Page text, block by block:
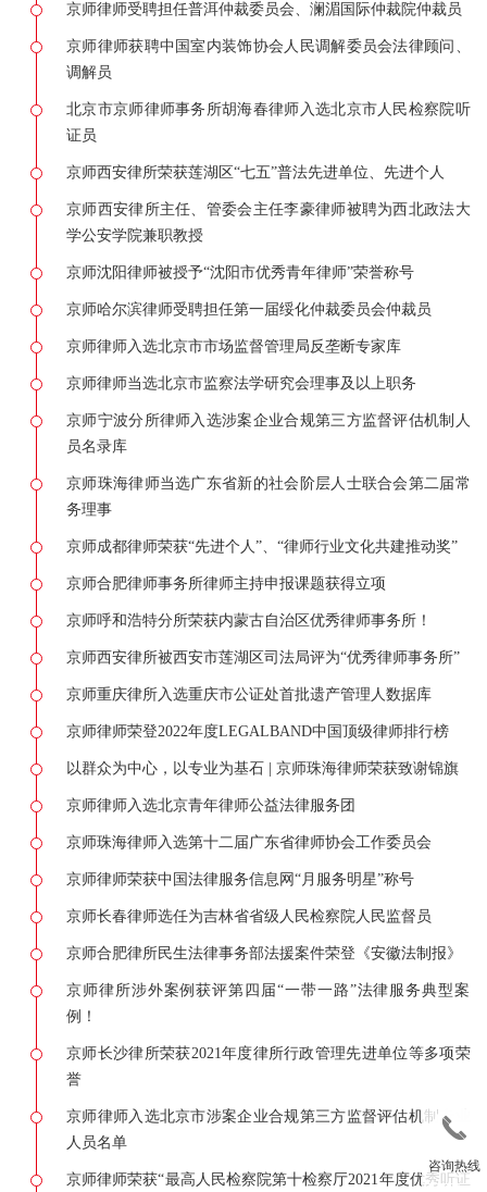
京师律师受聘担任普洱仲裁委员会、澜湄国际仲裁院仲裁员
京师律师获聘中国室内装饰协会人民调解委员会法律顾问、
调解员
北京市京师律师事务所胡海春律师入选北京市人民检察院听
证员
京师西安律所荣获莲湖区“七五”普法先进单位、先进个人
京师西安律所主任、管委会主任李豪律师被聘为西北政法大
学公安学院兼职教授
京师沈阳律师被授予“沈阳市优秀青年律师”荣誉称号
京师哈尔滨律师受聘担任第一届绥化仲裁委员会仲裁员
京师律师入选北京市市场监督管理局反垄断专家库
京师律师当选北京市监察法学研究会理事及以上职务
京师宁波分所律师入选涉案企业合规第三方监督评估机制人
员名录库
京师珠海律师当选广东省新的社会阶层人士联合会第二届常
务理事
京师成都律师荣获“先进个人”、“律师行业文化共建推动奖”
京师合肥律师事务所律师主持申报课题获得立项
京师呼和浩特分所荣获内蒙古自治区优秀律师事务所！
京师西安律所被西安市莲湖区司法局评为“优秀律师事务所”
京师重庆律所入选重庆市公证处首批遗产管理人数据库
京师律师荣登2022年度LEGALBAND中国顶级律师排行榜
以群众为中心，以专业为基石 | 京师珠海律师荣获致谢锦旗
京师律师入选北京青年律师公益法律服务团
京师珠海律师入选第十二届广东省律师协会工作委员会
京师律师荣获中国法律服务信息网“月服务明星”称号
京师长春律师选任为吉林省省级人民检察院人民监督员
京师合肥律所民生法律事务部法援案件荣登《安徽法制报》
京师律所涉外案例获评第四届“一带一路”法律服务典型案
例！
京师长沙律所荣获2021年度律所行政管理先进单位等多项荣
誉
京师律师入选北京市涉案企业合规第三方监督评估机制专业
人员名单
京师律师荣获“最高人民检察院第十检察厅2021年度优秀听证
咨询热线